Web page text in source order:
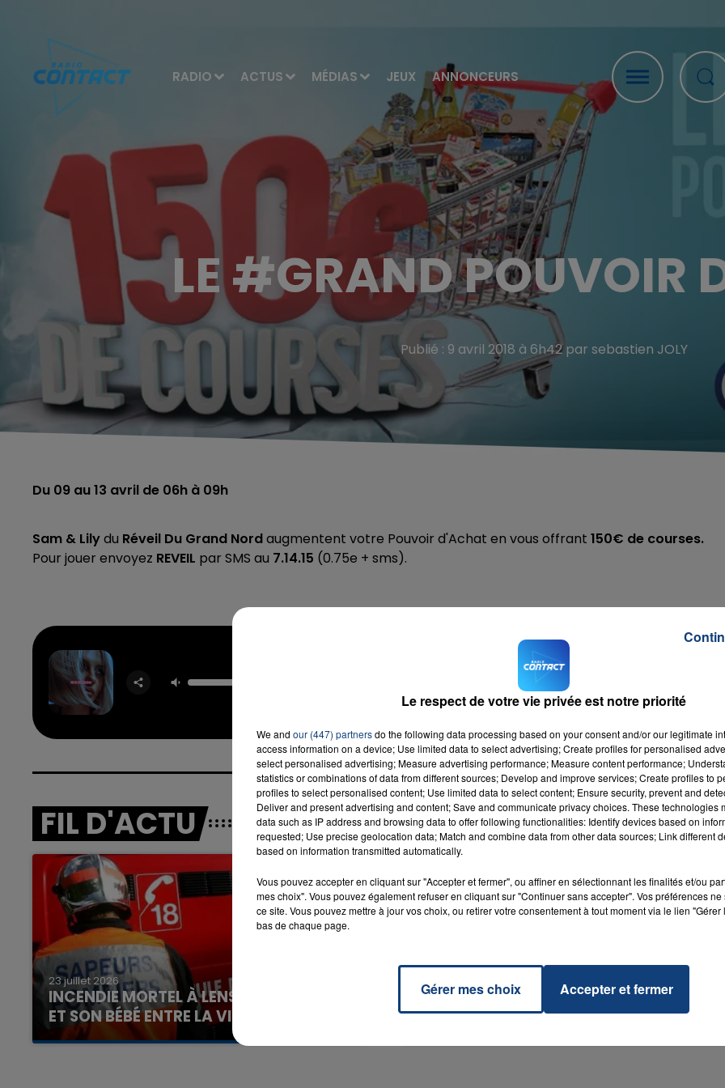
RADIO ACTUS MÉDIAS JEUX ANNONCEURS
LE #GRAND POUVOIR
Publié : 9 avril 2018 à 6h42 par sebastien JOLY
Du 09 au 13 avril de 06h à 09h
Sam & Lilydu Réveil Du Grand Nordaugmentent votre Pouvoir d'Achat en vous offrant 150€ de courses.
Pour jouer envoyez REVEIL par SMS au 7.14.15 (0.75e + sms).
FIL D'ACTU
23 juillet 2026
INCENDIE MORTEL À LENS : UNE FEMME
ET SON BÉBÉ ENTRE LA VIE ET LA...
Un homme s'est immolé par le feu après avoir
20 juillet 2026
UNE ADOLESCENTE DEVANT SE FAIRE
OPÉRER DE LA CHEVILLE RESSORT DE LA...
Le respect de votre vie privée est notre priorité
We and our (447) partnersdo the following data processing based on your consent and/or our legitimate
access information on a device; Use limited data to select advertising; Create profiles for personalised
select personalised advertising; Measure advertising performance; Measure content performance;
statistics or combinations of data from different sources; Develop and improve services; Create profiles to
profiles to select personalised content; Use limited data to select content; Ensure security, prevent and
Deliver and present advertising and content; Save and communicate privacy choices. These technologies
data such as IP address and browsing data to offer following functionalities: Identify devices based on
requested; Use precise geolocation data; Match and combine data from other data sources; Link different
based on information transmitted automatically.
Vous pouvez accepter en cliquant sur "Accepter et fermer", ou affiner en sélectionnant les finalités et/ou
mes choix". Vous pouvez également refuser en cliquant sur "Continuer sans accepter". Vos préférences
ce site. Vous pouvez mettre à jour vos choix, ou retirer votre consentement à tout moment via le lien
bas de chaque page.
Gérer mes choix Accepter et fermer